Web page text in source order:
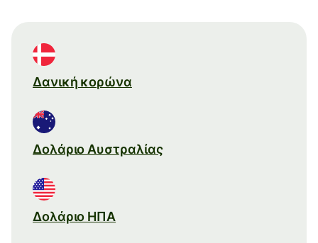
Δανική κορώνα
Δολάριο Αυστραλίας
Δολάριο ΗΠΑ